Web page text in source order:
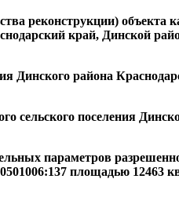
реконструкции) объекта
край, Динской
Динского района
сельского поселения
параметров
площадью 12463